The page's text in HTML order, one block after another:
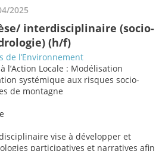
2025
interdisciplinaire (socio-
(h/f)
de l’Environnement
l’Action Locale : Modélisation
systémique aux risques socio-
de montagne
vise à développer et
participatives et narratives afin